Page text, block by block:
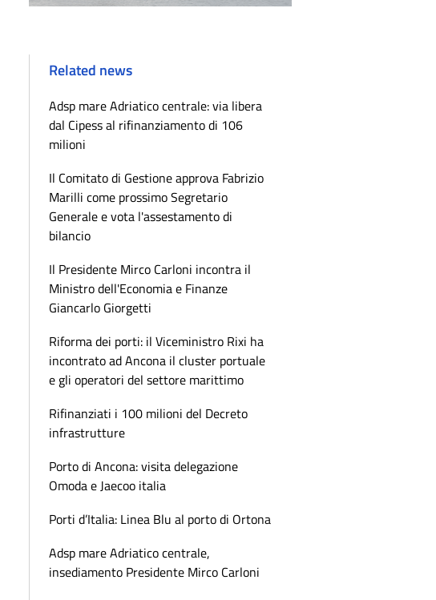
Related news
Adsp mare Adriatico centrale: via libera
dal Cipess al rifinanziamento di 106
milioni
Il Comitato di Gestione approva Fabrizio
Marilli come prossimo Segretario
Generale e vota l'assestamento di
bilancio
Il Presidente Mirco Carloni incontra il
Ministro dell'Economia e Finanze
Giancarlo Giorgetti
Riforma dei porti: il Viceministro Rixi ha
incontrato ad Ancona il cluster portuale
e gli operatori del settore marittimo
Rifinanziati i 100 milioni del Decreto
infrastrutture
Porto di Ancona: visita delegazione
Omoda e Jaecoo italia
Porti d’Italia: Linea Blu al porto di Ortona
Adsp mare Adriatico centrale,
insediamento Presidente Mirco Carloni